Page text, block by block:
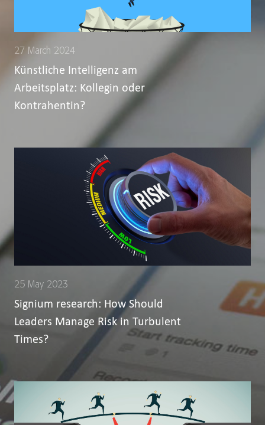
27 March 2024
Künstliche Intelligenz am
Arbeitsplatz: Kollegin oder
Kontrahentin?
25 May 2023
Signium research: How Should
Leaders Manage Risk in Turbulent
Times?